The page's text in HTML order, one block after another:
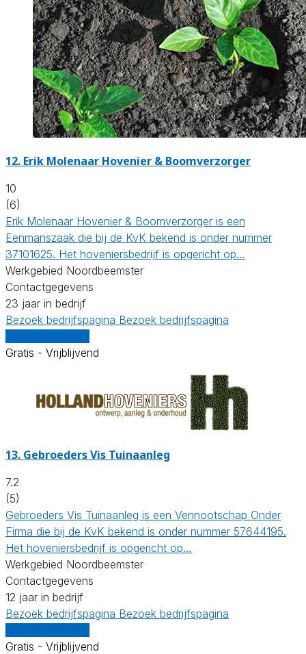
12. Erik Molenaar Hovenier & Boomverzorger
10
(6)
Erik Molenaar Hovenier & Boomverzorger is een
Eenmanszaak die bij de KvK bekend is onder nummer
37101625. Het hoveniersbedrijf is opgericht op…
Werkgebied Noordbeemster
Contactgegevens
23 jaar in bedrijf
Bezoek bedrijfspagina Bezoek bedrijfspagina
Gratis - Vrijblijvend
13. Gebroeders Vis Tuinaanleg
7.2
(5)
Gebroeders Vis Tuinaanleg is een Vennootschap Onder
Firma die bij de KvK bekend is onder nummer 57644195.
Het hoveniersbedrijf is opgericht op…
Werkgebied Noordbeemster
Contactgegevens
12 jaar in bedrijf
Bezoek bedrijfspagina Bezoek bedrijfspagina
Gratis - Vrijblijvend